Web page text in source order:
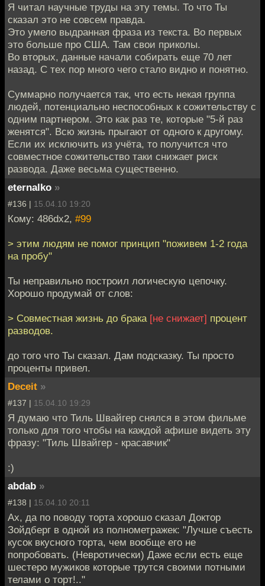
Я читал научные труды на эту темы. То что Ты
сказал это не совсем правда.
Это умело выдранная фраза из текста. Во первых
это больше про США. Там свои приколы.
Во вторых, данные начали собирать еще 70 лет
назад. С тех пор много чего стало видно и понятно.
Суммарно получается так, что есть некая группа
людей, потенциально неспособных к сожительству с
одним партнером. Это как раз те, которые "5-й раз
женятся". Всю жизнь прыгают от одного к другому.
Если их исключить из учёта, то получится что
совместное сожительство таки снижает риск
развода. Даже весьма существенно.
eternalko »
#136 | 15.04.10 19:20
Кому: 486dx2, #99
> этим людям не помог принцип "поживем 1-2 года
на пробу"
Ты неправильно построил логическую цепочку.
Хорошо продумай от слов:
> Совместная жизнь до брака [не снижает] процент
разводов.
до того что Ты сказал. Дам подсказку. Ты просто
проценты привел.
Deceit »
#137 | 15.04.10 19:29
Я думаю что Тиль Швайгер снялся в этом фильме
только для того чтобы на каждой афише видеть эту
фразу: "Тиль Швайгер - красавчик"
:)
abdab »
#138 | 15.04.10 20:11
Ах, да по поводу торта хорошо сказал Доктор
Зойдберг в одной из полнометражек: "Лучше съесть
кусок вкусного торта, чем вообще его не
попробовать. (Невротически) Даже если есть еще
шестеро мужиков которые трутся своими потными
телами о торт!.."